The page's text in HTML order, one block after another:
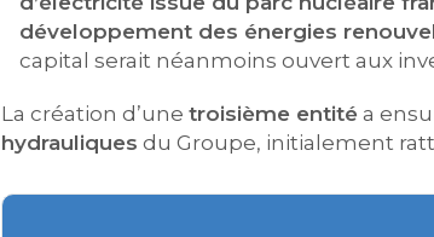
développement des énergies
capital serait néanmoins ouvert aux
La création d’une troisième entité a
hydrauliques du Groupe, initialement